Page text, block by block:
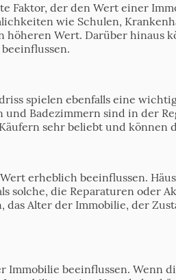
Faktor, der den Wert einer
wie Schulen,
höheren Wert. Darüber hinaus
spielen ebenfalls eine
Badezimmern sind in der
sehr beliebt und können
erheblich beeinflussen.
solche, die Reparaturen oder
Alter der Immobilie, der
beeinflussen. Wenn